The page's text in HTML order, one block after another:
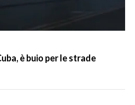
è buio per le strade